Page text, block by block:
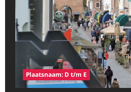
Plaatsnaam: D t/m E